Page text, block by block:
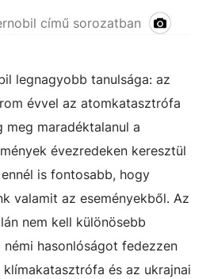
című sorozatban
legnagyobb tanulsága: az
évvel az atomkatasztrófa
maradéktalanul a
évezredeken keresztül
is fontosabb, hogy
valamit az eseményekből. Az
nem kell különösebb
hasonlóságot fedezzen
és az ukrajnai